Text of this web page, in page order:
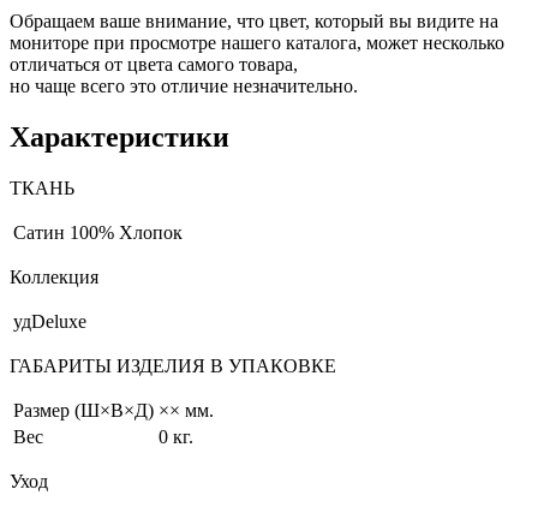
Обращаем ваше внимание, что цвет, который вы видите на
мониторе при просмотре нашего каталога, может несколько
отличаться от цвета самого товара,
но чаще всего это отличие незначительно.
Характеристики
ТКАНЬ
Сатин 100% Хлопок
Коллекция
удDeluxe
ГАБАРИТЫ ИЗДЕЛИЯ В УПАКОВКЕ
Размер (Ш×В×Д) ×× мм.
Вес
0 кг.
Уход